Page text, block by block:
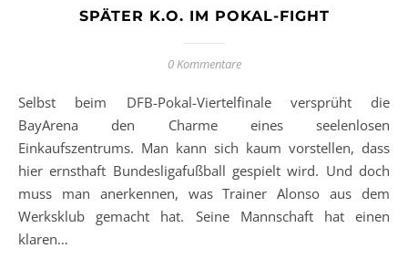
SPÄTER K.O. IM POKAL-FIGHT
0 Kommentare
Selbst beim DFB-Pokal-Viertelfinale versprüht die
BayArena den Charme eines seelenlosen
Einkaufszentrums. Man kann sich kaum vorstellen, dass
hier ernsthaft Bundesligafußball gespielt wird. Und doch
muss man anerkennen, was Trainer Alonso aus dem
Werksklub gemacht hat. Seine Mannschaft hat einen
klaren…